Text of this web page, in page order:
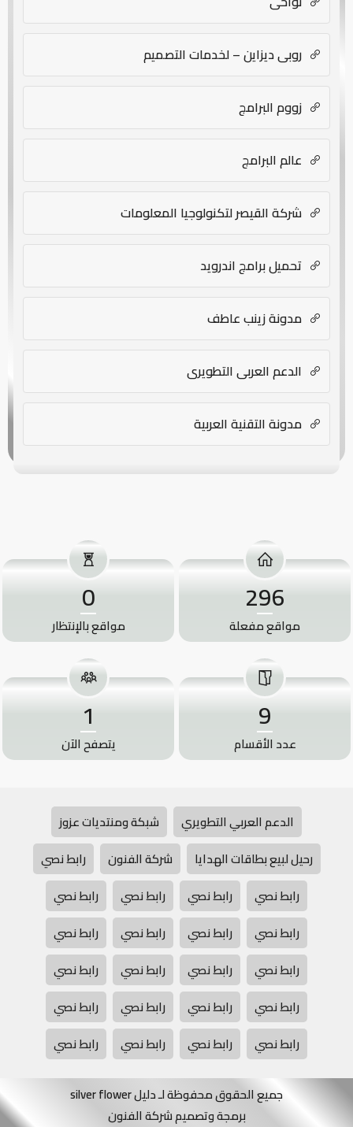
روبي ديزاين – لخدمات التصميم
زووم البرامج
عالم البرامج
شركة القيصر لتكنولوجيا المعلومات
تحميل برامج اندرويد
مدونة زينب عاطف
الدعم العربي التطويري
مدونة التقنية العربية
296
مواقع مفعلة
0
مواقع بالإنتظار
9
عدد الأقسام
1
يتصفح الآن
الدعم العربي التطويري
شبكة ومنتديات عزوز
رحيل لبيع بطاقات الهدايا
شركة الفنون
رابط نصي
رابط نصي
رابط نصي رابط نصي
رابط نصي
رابط نصي
رابط نصي رابط نصي
رابط نصي
رابط نصي
رابط نصي رابط نصي
رابط نصي
رابط نصي
رابط نصي رابط نصي
رابط نصي
رابط نصي
رابط نصي رابط نصي رابط نصي
جميع الحقوق محفوظة لـ دليل silver flower
برمجة وتصميم شركة الفنون